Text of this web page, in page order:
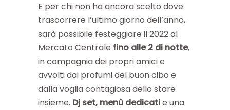
E per chi non ha ancora scelto dove
trascorrere l’ultimo giorno dell’anno,
sarà possibile festeggiare il 2022 al
Mercato Centrale fino alle 2 di notte,
in compagnia dei propri amici e
avvolti dai profumi del buon cibo e
dalla voglia contagiosa dello stare
insieme. Dj set, menù dedicatie una